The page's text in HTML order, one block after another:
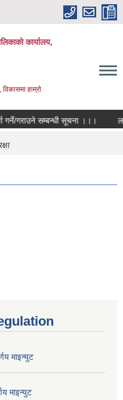
कार्यालय,
हाम्राे
गराउने सम्बन्धी सूचना ।।।
माइन्युट
माइन्युट